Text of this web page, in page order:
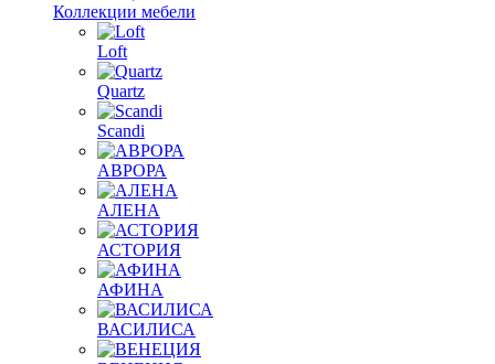
Коллекции мебели
Loft
Quartz
Scandi
АВРОРА
АЛЕНА
АСТОРИЯ
АФИНА
ВАСИЛИСА